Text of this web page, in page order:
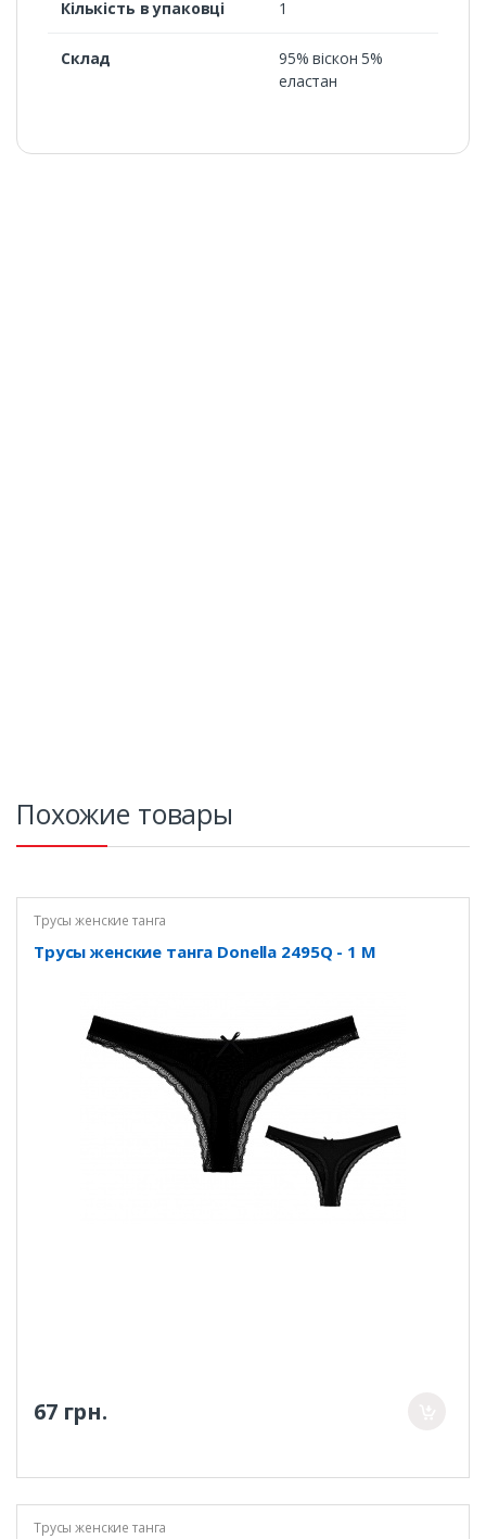
Кількість в упаковці 1
Склад
95% віскон 5%
еластан
Похожие товары
Трусы женские танга
Трусы женские танга Donella 2495Q - 1 M
67 грн.
Трусы женские танга